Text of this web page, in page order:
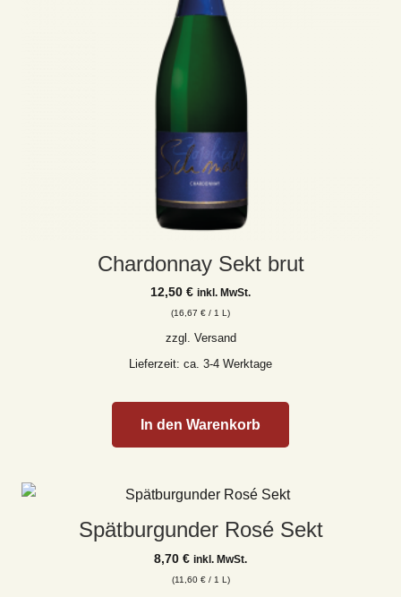
Chardonnay Sekt brut
12,50 € inkl. MwSt.
(16,67 € / 1 L)
zzgl. Versand
Lieferzeit: ca. 3-4 Werktage
In den Warenkorb
Spätburgunder Rosé Sekt
8,70 € inkl. MwSt.
(11,60 €/ 1 L)